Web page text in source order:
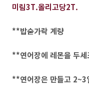
미림3T.올리고당2T.
**밥숟가락 계량
**연어장에 레몬을 두
**연어장은 만들고 2~3